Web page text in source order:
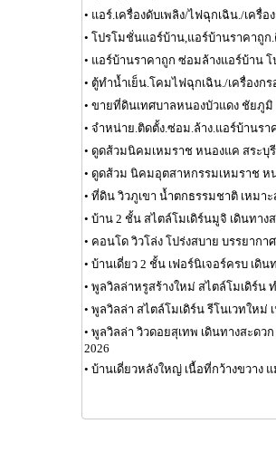
• แอร์.เครื่องดับเพลิง/ไฟฉุกเฉิน./เครื่อ
• โปรโมชั่นแอร์บ้าน,แอร์บ้านราคาถูก
• แอร์บ้านราคาถูก ซ่อมล้างแอร์บ้าน
• ตู้ทำน้ำเย็น.โคมไฟฉุกเฉิน./เครื่องกร
• ขายที่ดินเทศบาลหนองบัวแดง ชัยภูมิ
• จำหน่าย.ติดตั้ง.ซ่อม.ล้าง.แอร์บ้านร
• ดูดส้วมนิคมเหมราช หนองแค สระบุรี
• ดูดส้วม นิคมอุตสาหกรรมเหมราช ห
• ที่ดิน วิวภูเขา น้ำตกธรรมชาติ เหมา
• บ้าน 2 ชั้น สไตล์โมเดิร์นมูจิ เดินทาง
• คอนโด วิวโล่ง โปร่งสบาย บรรยากา
• บ้านเดี่ยว 2 ชั้น เฟอร์นิเจอร์ครบ เดิน
• พูลวิลล่าหรูสร้างใหม่ สไตล์โมเดิร์น
• พูลวิลล่า สไตล์โมเดิร์น รีโนเวทใหม่
• พูลวิลล่า วิวดอยสุเทพ เดินทางสะดว
2026
• บ้านเดี่ยวหลังใหญ่ เนื้อที่กว้างขวาง